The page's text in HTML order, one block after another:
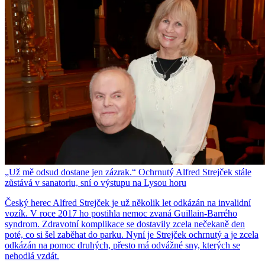
„Už mě odsud dostane jen zázrak.“ Ochrnutý Alfred Strejček stále
zůstává v sanatoriu, sní o výstupu na Lysou horu
Český herec Alfred Strejček je už několik let odkázán na invalidní
vozík. V roce 2017 ho postihla nemoc zvaná Guillain-Barrého
syndrom. Zdravotní komplikace se dostavily zcela nečekaně den
poté, co si šel zaběhat do parku. Nyní je Strejček ochrnutý a je zcela
odkázán na pomoc druhých, přesto má odvážné sny, kterých se
nehodlá vzdát.